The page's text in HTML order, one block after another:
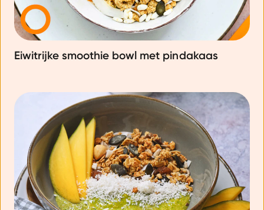
Eiwitrijke smoothie bowl met pindakaas